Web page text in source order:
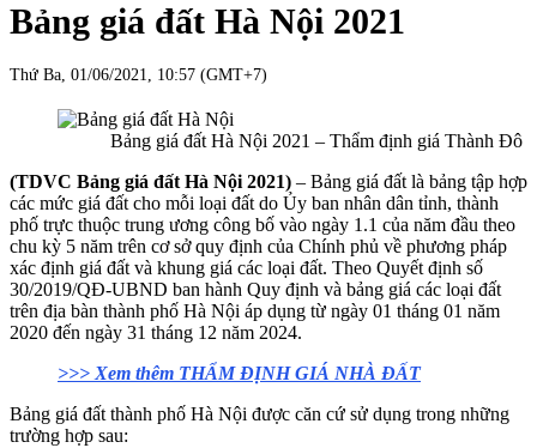
Bảng giá đất Hà Nội 2021
Thứ Ba, 01/06/2021, 10:57 (GMT+7)
Bảng giá đất Hà Nội 2021 – Thẩm định giá Thành Đô
(TDVC Bảng giá đất Hà Nội 2021) – Bảng giá đất là bảng tập hợp
các mức giá đất cho mỗi loại đất do Ủy ban nhân dân tỉnh, thành
phố trực thuộc trung ương công bố vào ngày 1.1 của năm đầu theo
chu kỳ 5 năm trên cơ sở quy định của Chính phủ về phương pháp
xác định giá đất và khung giá các loại đất. Theo Quyết định số
30/2019/QĐ-UBND ban hành Quy định và bảng giá các loại đất
trên địa bàn thành phố Hà Nội áp dụng từ ngày 01 tháng 01 năm
2020 đến ngày 31 tháng 12 năm 2024.
>>> Xem thêm THẨM ĐỊNH GIÁ NHÀ ĐẤT
Bảng giá đất thành phố Hà Nội được căn cứ sử dụng trong những
trường hợp sau: